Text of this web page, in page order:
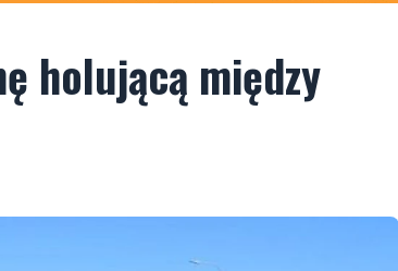
holującą między